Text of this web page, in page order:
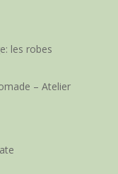
les robes
– Atelier